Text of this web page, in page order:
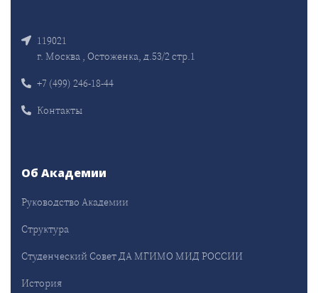
119021
г. Москва , Остоженка, д.53/2 стр.1
+7 (499) 246-18-44
Контакты
Об Академии
Руководство Академии
Структура
Студенческий Совет ДА МГИМО МИД РОССИИ
История